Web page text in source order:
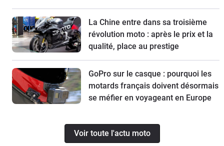
La Chine entre dans sa troisième
révolution moto : après le prix et la
qualité, place au prestige
GoPro sur le casque : pourquoi les
motards français doivent désormais
se méfier en voyageant en Europe
Voir toute l'actu moto